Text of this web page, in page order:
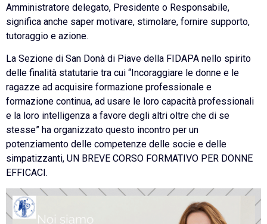
Amministratore delegato, Presidente o Responsabile,
significa anche saper motivare, stimolare, fornire supporto,
tutoraggio e azione.
La Sezione di San Donà di Piave della FIDAPA nello spirito
delle finalità statutarie tra cui “Incoraggiare le donne e le
ragazze ad acquisire formazione professionale e
formazione continua, ad usare le loro capacità professionali
e la loro intelligenza a favore degli altri oltre che di se
stesse” ha organizzato questo incontro per un
potenziamento delle competenze delle socie e delle
simpatizzanti, UN BREVE CORSO FORMATIVO PER DONNE
EFFICACI.